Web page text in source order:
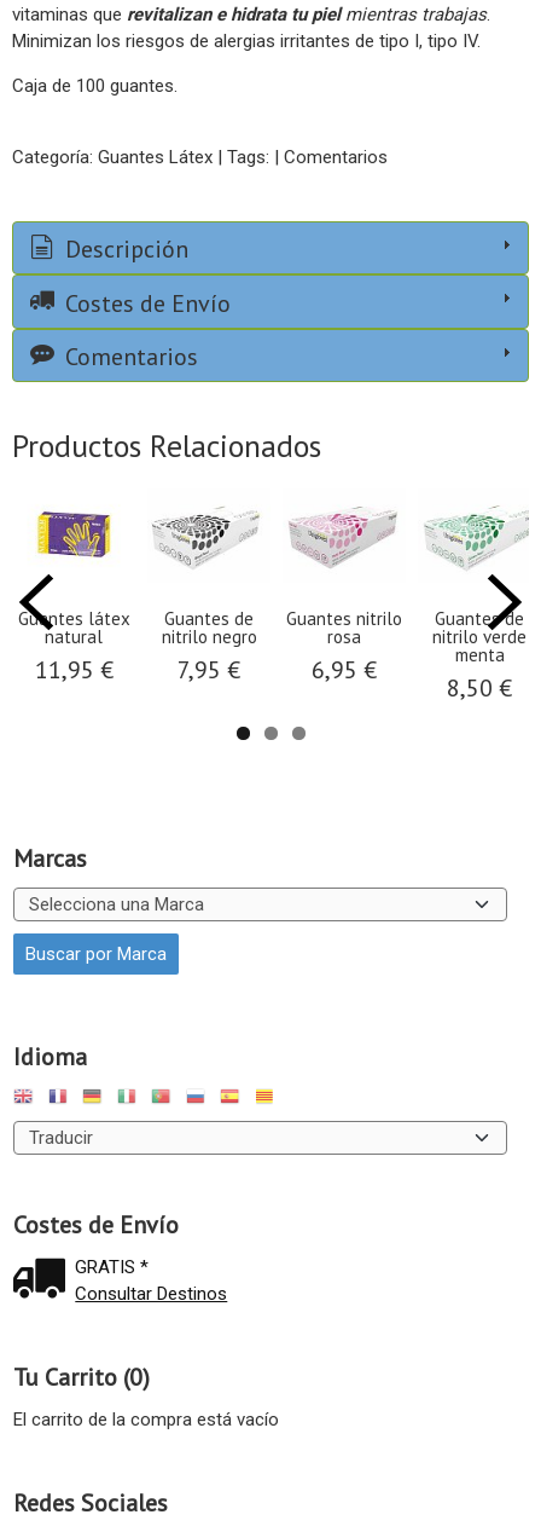
Marcas
Idioma
Costes de Envío
GRATIS *
Consultar Destinos
Tu Carrito (0)
El carrito de la compra está vacío
Redes Sociales
vitaminas que revitalizan e hidrata tu pielmientras trabajas.
Minimizan los riesgos de alergias irritantes de tipo I, tipo IV.
Caja de 100 guantes.
Categoría: Guantes Látex | Tags: | Comentarios
Descripción
Costes de Envío
Comentarios
Productos Relacionados
Guantes látex
natural
11,95 €
Guantes de
nitrilo negro
7,95 €
Guantes nitrilo
rosa
6,95 €
Guantes de
nitrilo verde
menta
8,50 €